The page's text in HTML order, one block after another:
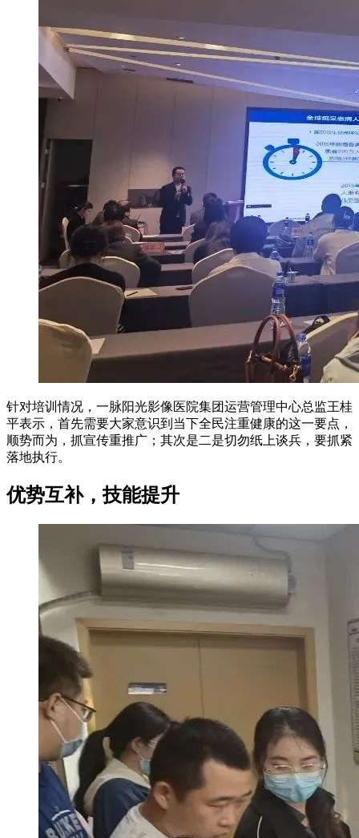
针对培训情况，一脉阳光影像医院集团运营管理中心总监王桂
平表示，首先需要大家意识到当下全民注重健康的这一要点，
顺势而为，抓宣传重推广；其次是二是切勿纸上谈兵，要抓紧
落地执行。
优势互补，技能提升